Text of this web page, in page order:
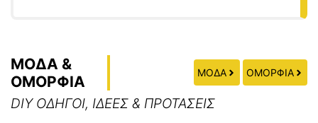
ΜΟΔΑ &
ΟΜΟΡΦΙΑ
ΜΟΔΑ ΟΜΟΡΦΙΑ
DIY ΟΔΗΓΟΙ, ΙΔΕΕΣ & ΠΡΟΤΑΣΕΙΣ